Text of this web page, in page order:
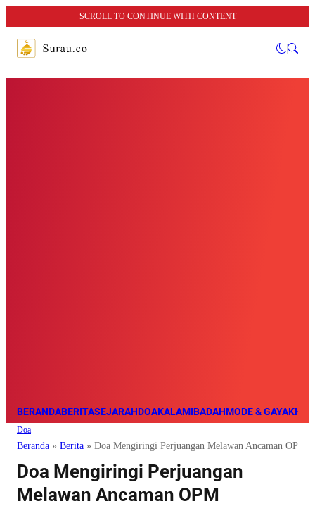
SCROLL TO CONTINUE WITH CONTENT
BERANDABERITASEJARAHDOAKALAMIBADAHMODE & GAYA
Doa
Beranda » Berita » Doa Mengiringi Perjuangan Melawan Ancaman OPM
Doa Mengiringi Perjuangan
Melawan Ancaman OPM